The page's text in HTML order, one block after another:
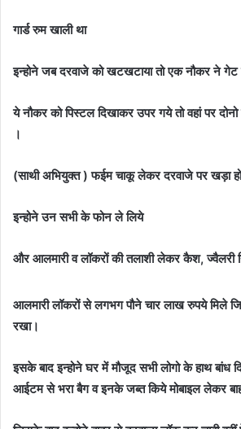
गार्ड रुम खाली था
इन्होने जब दरवाजे को खटखटाया तो एक नौकर ने गेट
ये नौकर को पिस्टल दिखाकर उपर गये तो वहां पर
।
(साथी अभियुक्त ) फईम चाकू लेकर दरवाजे पर खड़ा
इन्होने उन सभी के फोन ले लिये
और आलमारी व लॉकरों की तलाशी लेकर कैश, ज्वैलरी
आलमारी लॉकरों से लगभग पौने चार लाख रुपये मिले
रखा।
इसके बाद इन्होने घर में मौजूद सभी लोगो के हाथ बांध
आईटम से भरा बैग व इनके जब्त किये मोबाइल लेकर